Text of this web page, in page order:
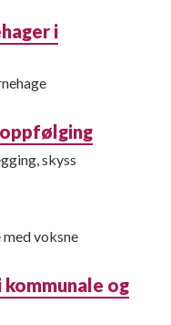
i
skyss
voksne
og